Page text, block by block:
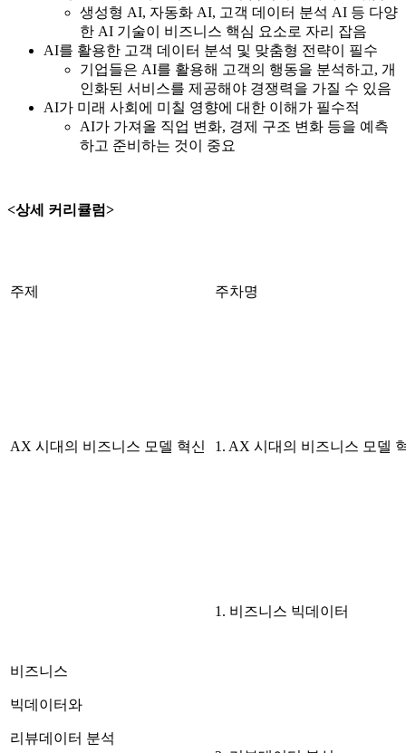
생성형 AI, 자동화 AI, 고객 데이터 분석 AI 등 다양
한 AI 기술이 비즈니스 핵심 요소로 자리 잡음
AI를 활용한 고객 데이터 분석 및 맞춤형 전략이 필수
기업들은 AI를 활용해 고객의 행동을 분석하고, 개
인화된 서비스를 제공해야 경쟁력을 가질 수 있음
AI가 미래 사회에 미칠 영향에 대한 이해가 필수적
AI가 가져올 직업 변화, 경제 구조 변화 등을 예측
하고 준비하는 것이 중요
<상세 커리큘럼>
주제 주차명
AX 시대의 비즈니스 모델 혁신 1. AX 시대의 비즈니스 모델
비즈니스
빅데이터와
리뷰데이터 분석
1. 비즈니스 빅데이터